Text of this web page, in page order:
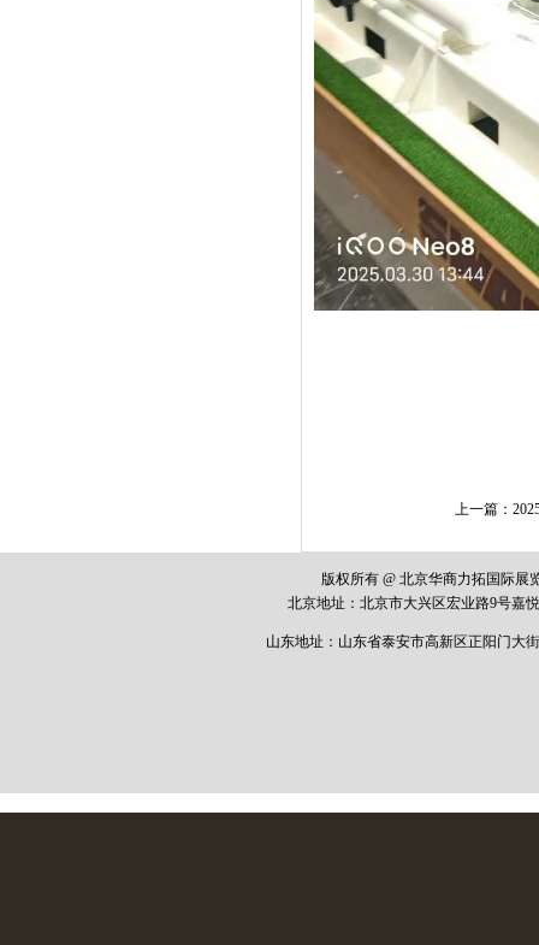
上一篇：
版权所有 @ 北京华商力拓国际
北京地址：北京市大兴区宏业路9号嘉
山东地址：山东省泰安市高新区正阳门大